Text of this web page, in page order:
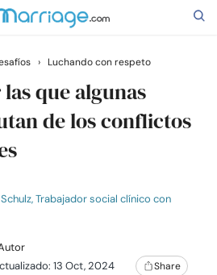
› Luchando con respeto
las que algunas
de los conflictos
Trabajador social clínico con
13 Oct, 2024 Share